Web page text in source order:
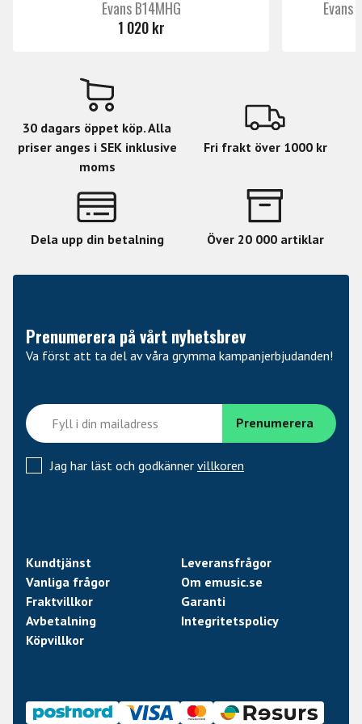
Evans B14MHG
1 020 kr
Evans
30 dagars öppet köp. Alla
priser anges i SEK inklusive
moms
Fri frakt över 1000 kr
Dela upp din betalning Över 20 000 artiklar
Prenumerera på vårt nyhetsbrev
Va först att ta del av våra grymma kampanjerbjudanden!
Jag har läst och godkänner villkoren
Kundtjänst
Leveransfrågor
Vanliga frågor
Om emusic.se
Fraktvillkor
Garanti
Avbetalning
Integritetspolicy
Köpvillkor